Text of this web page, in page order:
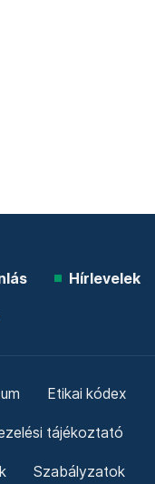
Hírlevelek
Etikai kódex
tájékoztató
Szabályzatok